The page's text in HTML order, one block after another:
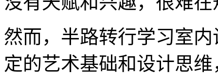
然而，半路转行学习室
定的艺术基础和设计思